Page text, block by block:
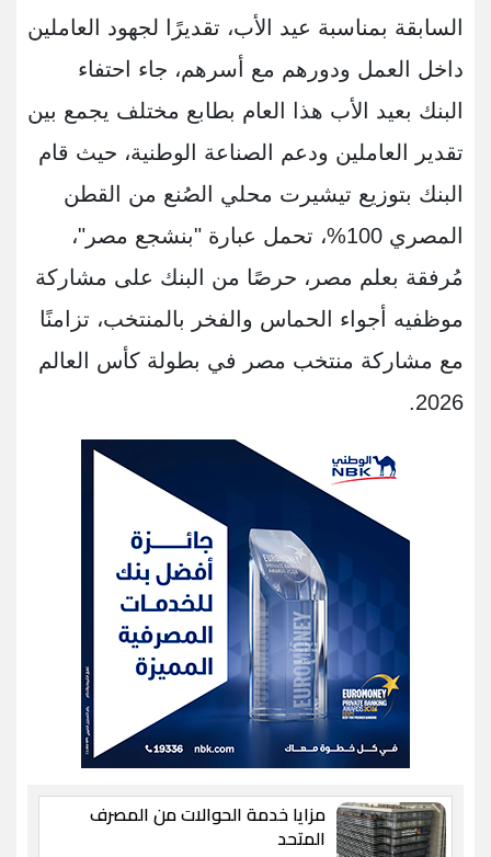
السابقة بمناسبة عيد الأب، تقديرًا لجهود العاملين
داخل العمل ودورهم مع أسرهم، جاء احتفاء
البنك بعيد الأب هذا العام بطابع مختلف يجمع بين
تقدير العاملين ودعم الصناعة الوطنية، حيث قام
البنك بتوزيع تيشيرت محلي الصُنع من القطن
المصري 100%، تحمل عبارة "بنشجع مصر"،
مُرفقة بعلم مصر، حرصًا من البنك على مشاركة
موظفيه أجواء الحماس والفخر بالمنتخب، تزامنًا
مع مشاركة منتخب مصر في بطولة كأس العالم
2026.
مزايا خدمة الحوالات من المصرف
المتحد